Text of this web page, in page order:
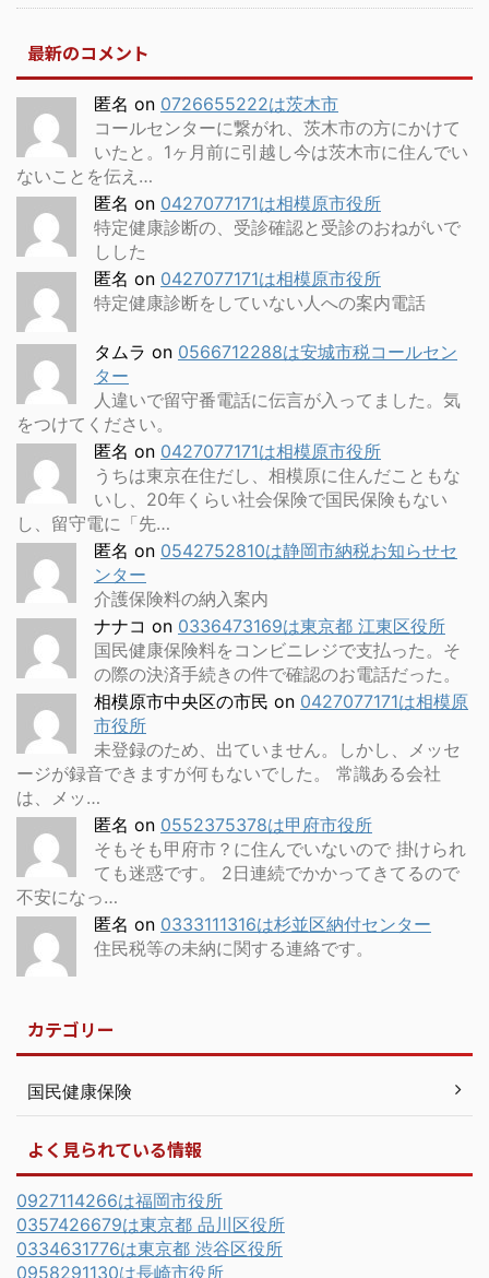
最新のコメント
匿名 on 0726655222は茨木市
コールセンターに繋がれ、茨木市の方にかけて
いたと。1ヶ月前に引越し今は茨木市に住んでい
ないことを伝え…
匿名 on 0427077171は相模原市役所
特定健康診断の、受診確認と受診のおねがいで
しした
匿名 on 0427077171は相模原市役所
特定健康診断をしていない人への案内電話
タムラ on 0566712288は安城市税コールセン
ター
人違いで留守番電話に伝言が入ってました。気
をつけてください。
匿名 on 0427077171は相模原市役所
うちは東京在住だし、相模原に住んだこともな
いし、20年くらい社会保険で国民保険もない
し、留守電に「先…
匿名 on 0542752810は静岡市納税お知らせセ
ンター
介護保険料の納入案内
ナナコ on 0336473169は東京都 江東区役所
国民健康保険料をコンビニレジで支払った。そ
の際の決済手続きの件で確認のお電話だった。
相模原市中央区の市民 on 0427077171は相模原
市役所
未登録のため、出ていません。しかし、メッセ
ージが録音できますが何もないでした。 常識ある会社
は、メッ…
匿名 on 0552375378は甲府市役所
そもそも甲府市？に住んでいないので 掛けられ
ても迷惑です。 2日連続でかかってきてるので
不安になっ…
匿名 on 0333111316は杉並区納付センター
住民税等の未納に関する連絡です。
カテゴリー
国民健康保険
よく見られている情報
0927114266は福岡市役所
0357426679は東京都 品川区役所
0334631776は東京都 渋谷区役所
0958291130は長崎市役所